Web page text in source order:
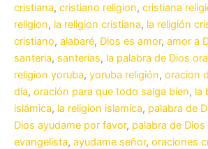
cristiana, cristiano religion, cristiana
religion, la religion cristiana, la religión
cristiano, alabaré, Dios es amor, amor a
santeria, santerias, la palabra de Dios
religion yoruba, yoruba religión, oracion
día, oración para que todo salga bien, la
islámica, la religion islamica, palabra de
Dios ayudame por favor, palabra de
evangelista, ayudame señor, oraciones